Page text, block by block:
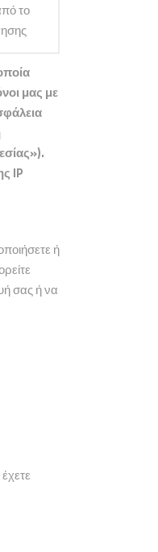
το
μας με
IP
ή
σας ή να